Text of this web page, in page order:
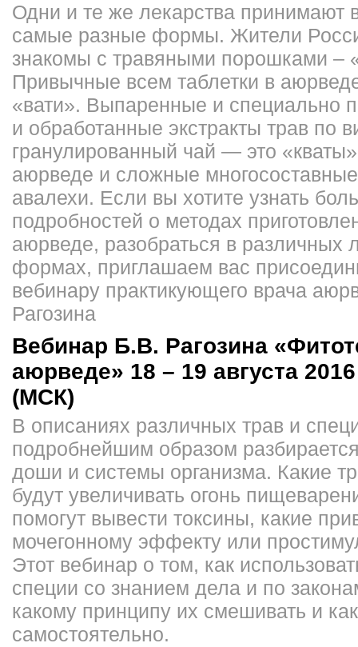
Одни и те же лекарства принимают
самые разные формы. Жители
знакомы с травяными порошками –
Привычные всем таблетки в
«вати». Выпаренные и специально
и обработанные экстракты трав по
гранулированный чай — это
аюрведе и сложные
авалехи. Если вы хотите узнать
подробностей о методах
аюрведе, разобраться в различных
формах, приглашаем вас
вебинару практикующего врача
Рагозина
Вебинар Б.В. Рагозина
аюрведе» 18 – 19 августа 2016
(МСК)
В описаниях различных трав и
подробнейшим образом
доши и системы организма. Какие
будут увеличивать огонь
помогут вывести токсины, какие
мочегонному эффекту или
Этот вебинар о том, как
специи со знанием дела и по
какому принципу их смешивать и
самостоятельно.